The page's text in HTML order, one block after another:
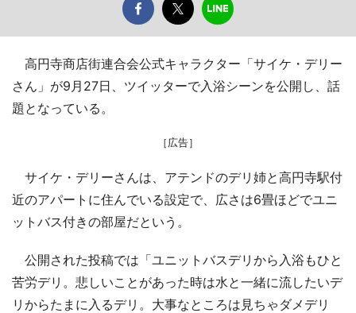
高円寺商店街連合会公式キャラクター「サイケ・デリー
さん」が9月27日、ツイッターで入浴シーンを公開し、話
題となっている。
［広告］
サイケ・デリーさんは、アテンドのデリ姉と高円寺駅付
近のアパートに住んでいる設定で、広さは6畳ほどでユニ
ットバス付きの部屋だという。
公開された投稿では「ユニットバスデリから入浴もひと
苦労デリ。悲しいことがあった時は水と一緒に流したいデ
リからたまに入るデリ。大事なところは見ちゃダメデリ